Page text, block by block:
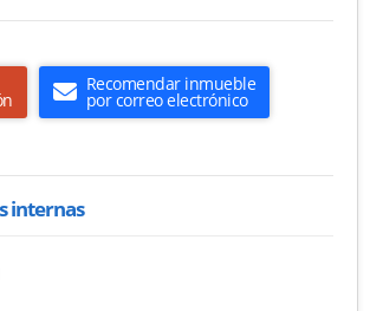
Recomendar inmueble
por correo electrónico
internas